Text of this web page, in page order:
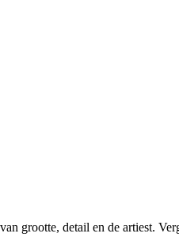
grootte, detail en de artiest.